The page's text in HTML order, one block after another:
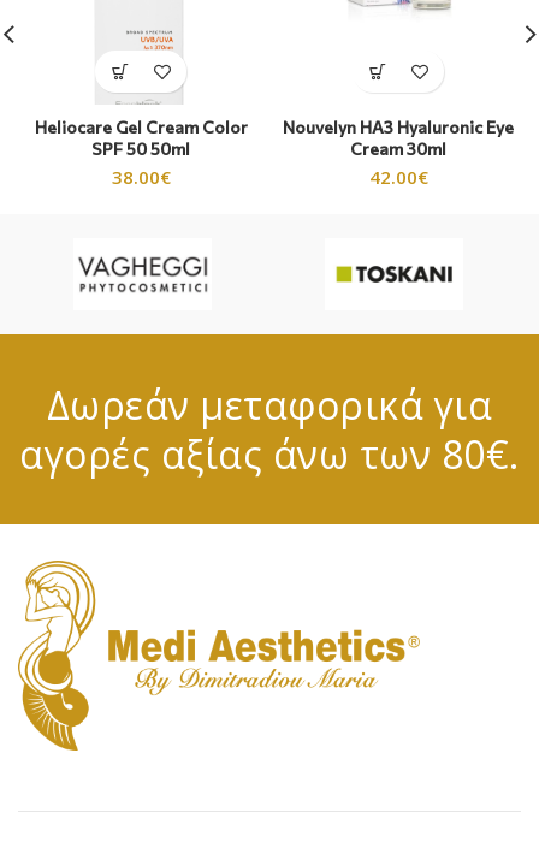
Heliocare Gel Cream Color
SPF 50 50ml
38.00€
Nouvelyn HA3 Hyaluronic Eye
Cream 30ml
42.00€
Δωρεάν μεταφορικά για
αγορές αξίας άνω των 80€.